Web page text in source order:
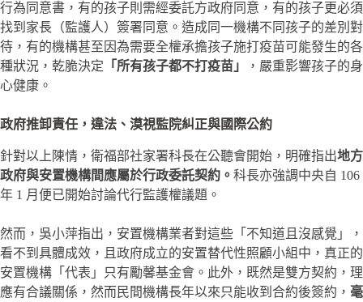
行為同意書，有的孩子則需經委託方政府同意，有的孩子更必須
找到家長（監護人）簽署同意。造成同一機構不同孩子的差別對
待，有的機構甚至因為需要全權承擔孩子施打疫苗可能發生的各
種狀況，乾脆決定 「所有孩子都不打疫苗」
，嚴重影響孩子的身
心健康。
政府推卸責任，違法、漠視監院糾正與國際公約
針對以上陳情，衛福部社家署科長在公聽會開始，明確指出地方
政府與安置機構間應屬於行政委託契約。 科長亦強調中央自 106
年 1 月便已開始討論代行監護權議題。
然而，吳小萍指出，安置機構業者對這些「不知道且沒感覺」，
看不到具體成效，且政府成立的安置替代性照顧小組中，真正的
安置機構「代表」只有勵馨基金會。此外，既然是雙方契約，理
應有合議關係，然而民間機構長年以來只能收到合約後簽約， 毫